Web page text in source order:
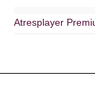
Atresplayer